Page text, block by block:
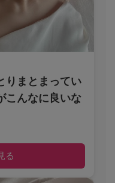
りまとまってい
こんなに良いな
る